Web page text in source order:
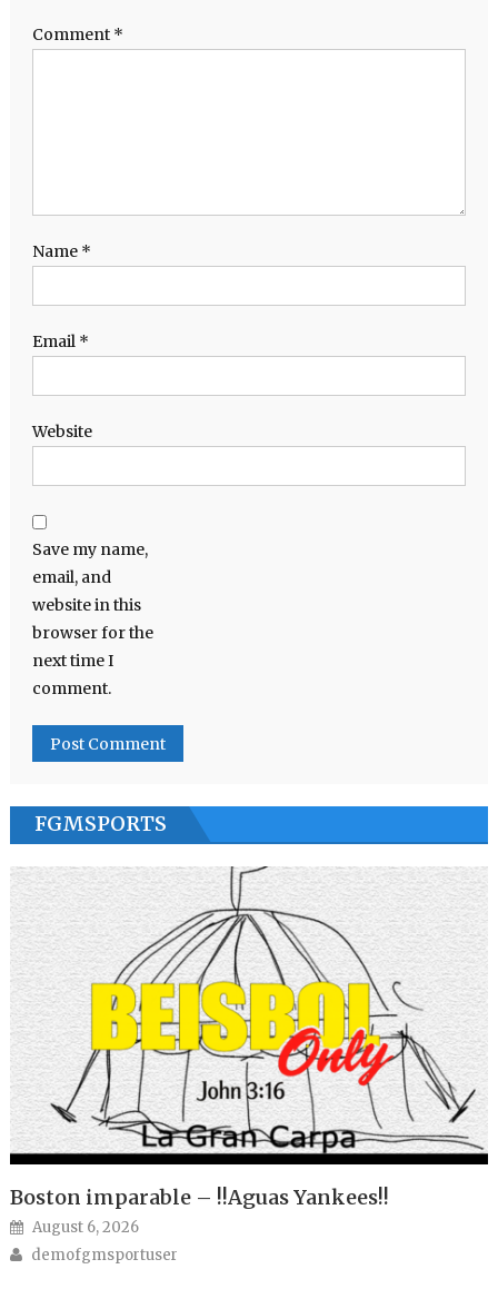
Comment *
Name *
Email *
Website
Save my name,
email, and
website in this
browser for the
next time I
comment.
FGMSPORTS
Boston imparable – !!Aguas Yankees!!
Posted on
August 6, 2026
Author
demofgmsportuser